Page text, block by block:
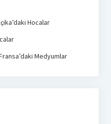
Hocalar
Medyumlar